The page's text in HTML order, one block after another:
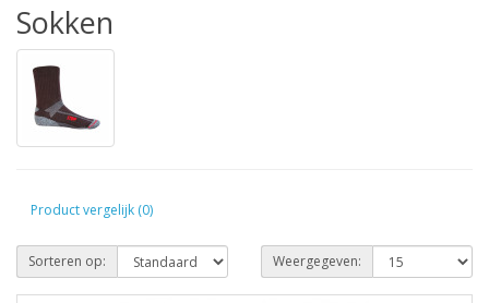
Sokken
Product vergelijk (0)
Sorteren op: Weergegeven: